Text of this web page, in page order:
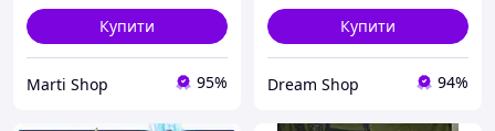
Купити
Marti Shop 95%
Купити
Dream Shop 94%